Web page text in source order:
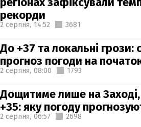
рекорди
2 серпня, 14:52 3681
До +37 та локальні грози:
прогноз погоди на
2 серпня, 08:00 1793
Дощитиме лише на
+35: яку погоду
2 серпня, 06:57 2698